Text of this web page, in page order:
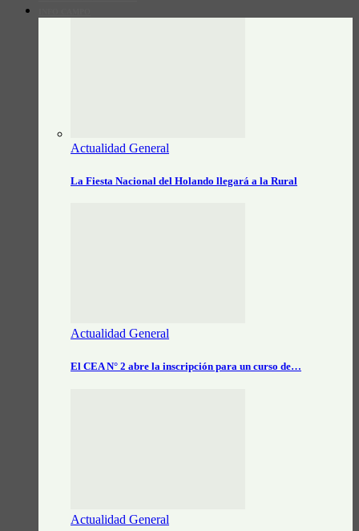
Actualidad General
La Fiesta Nacional del Holando llegará a la Rural
Actualidad General
El CEA N° 2 abre la inscripción para un curso de…
Actualidad General